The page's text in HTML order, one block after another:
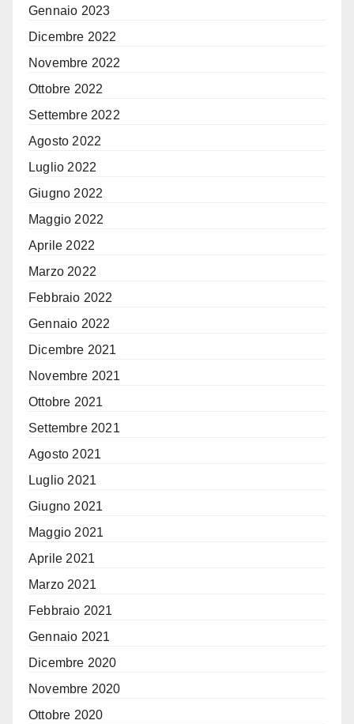
Gennaio 2023
Dicembre 2022
Novembre 2022
Ottobre 2022
Settembre 2022
Agosto 2022
Luglio 2022
Giugno 2022
Maggio 2022
Aprile 2022
Marzo 2022
Febbraio 2022
Gennaio 2022
Dicembre 2021
Novembre 2021
Ottobre 2021
Settembre 2021
Agosto 2021
Luglio 2021
Giugno 2021
Maggio 2021
Aprile 2021
Marzo 2021
Febbraio 2021
Gennaio 2021
Dicembre 2020
Novembre 2020
Ottobre 2020